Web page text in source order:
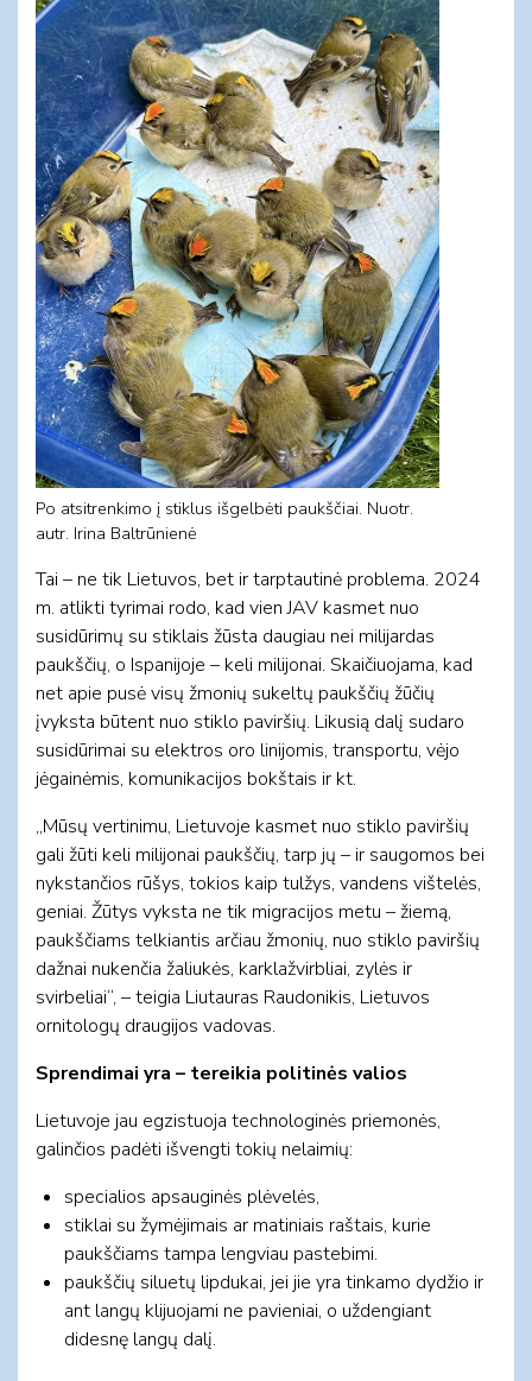
Po atsitrenkimo į stiklus išgelbėti paukščiai. Nuotr.
autr. Irina Baltrūnienė
Tai – ne tik Lietuvos, bet ir tarptautinė problema. 2024
m. atlikti tyrimai rodo, kad vien JAV kasmet nuo
susidūrimų su stiklais žūsta daugiau nei milijardas
paukščių, o Ispanijoje – keli milijonai. Skaičiuojama, kad
net apie pusė visų žmonių sukeltų paukščių žūčių
įvyksta būtent nuo stiklo paviršių. Likusią dalį sudaro
susidūrimai su elektros oro linijomis, transportu, vėjo
jėgainėmis, komunikacijos bokštais ir kt.
„Mūsų vertinimu, Lietuvoje kasmet nuo stiklo paviršių
gali žūti keli milijonai paukščių, tarp jų – ir saugomos bei
nykstančios rūšys, tokios kaip tulžys, vandens vištelės,
geniai. Žūtys vyksta ne tik migracijos metu – žiemą,
paukščiams telkiantis arčiau žmonių, nuo stiklo paviršių
dažnai nukenčia žaliukės, karklažvirbliai, zylės ir
svirbeliai“, – teigia Liutauras Raudonikis, Lietuvos
ornitologų draugijos vadovas.
Sprendimai yra – tereikia politinės valios
Lietuvoje jau egzistuoja technologinės priemonės,
galinčios padėti išvengti tokių nelaimių:
specialios apsauginės plėvelės,
stiklai su žymėjimais ar matiniais raštais, kurie
paukščiams tampa lengviau pastebimi.
paukščių siluetų lipdukai, jei jie yra tinkamo dydžio ir
ant langų klijuojami ne pavieniai, o uždengiant
didesnę langų dalį.